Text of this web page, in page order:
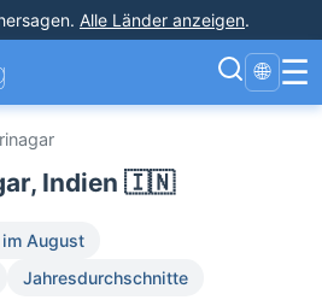
. Alle Länder anzeigen.
🌐 ☰
Indien 🇮🇳
August
Jahresdurchschnitte